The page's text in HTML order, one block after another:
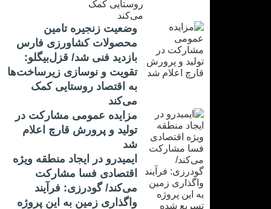
وضعیت زنجیره تامین
محصولات کشاورزی فارس
بازدید فنی شد/ قزل‌بیگلو:
تقویت و نوسازی زیرساخت‌ها
به اقتصاد روستایی کمک
می‌کند
مزایده عمومی مشارکت در
تولید و پرورش قارچ اعلام
شد
ایمیدرو در ایجاد منطقه ویژه
اقتصادی فسا مشارکت
می‌کند/ گودرزی: فرآیند
واگذاری زمین به این پروژه